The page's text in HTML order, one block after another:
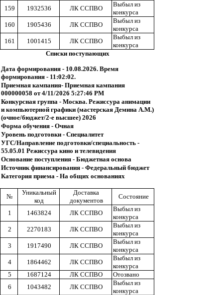
159
1932536 ЛК ССПВО
Выбыл из
конкурса
160
1905436 ЛК ССПВО
Выбыл из
конкурса
161
1001415 ЛК ССПВО
Выбыл из
конкурса
Списки поступающих
Дата формирования - 10.08.2026. Время
формирования - 11:02:02.
Приемная кампания- Приемная кампания
000000058 от 4/11/2026 5:27:46 PM
Конкурсная группа - Москва. Режиссура анимации
и компьютерной графики (мастерская Демина А.М.)
(очное/бюджет/2-е высшее) 2026
Форма обучения - Очная
Уровень подготовки - Специалитет
УГС/Направление подготовки/специальность -
55.05.01 Режиссура кино и телевидения
Основание поступления - Бюджетная основа
Источник финансирования - Федеральный бюджет
Категория приема - На общих основаниях
№
Уникальный
код
Доставка
документов
Состояние
1 1463824 ЛК ССПВО
Выбыл из
конкурса
2
2270183 ЛК ССПВО
Выбыл из
конкурса
3
1917490 ЛК ССПВО
Выбыл из
конкурса
4
1864462 ЛК ССПВО
Выбыл из
конкурса
5
1687124 ЛК ССПВО
Отозвано
6
1043482 ЛК ССПВО
Выбыл из
конкурса